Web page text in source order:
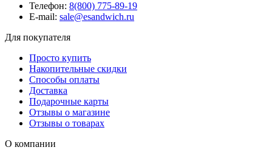
Телефон: 8(800) 775-89-19
E-mail: sale@esandwich.ru
Для покупателя
Просто купить
Накопительные скидки
Способы оплаты
Доставка
Подарочные карты
Отзывы о магазине
Отзывы о товарах
О компании